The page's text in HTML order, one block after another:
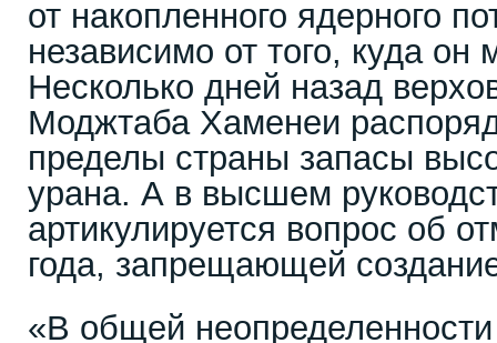
от накопленного ядерного
независимо от того, куда
Несколько дней назад
Моджтаба Хаменеи
пределы страны запасы
урана. А в высшем
артикулируется вопрос об
года, запрещающей
«В общей